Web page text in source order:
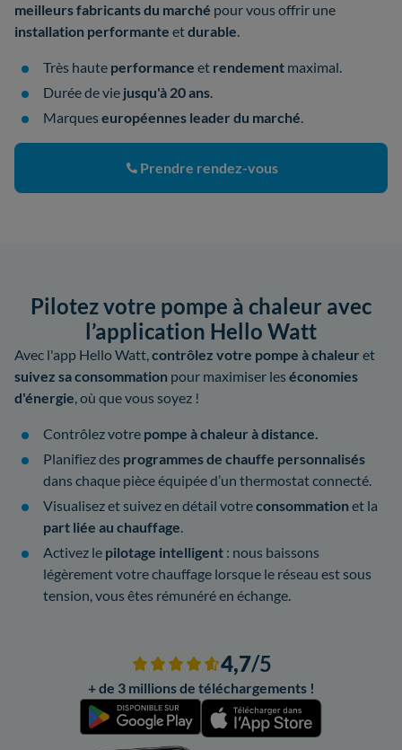
meilleurs fabricantsdu marché pour vous offrir une
installation performante etdurable.
Très haute performance et rendement maximal.
Durée de vie jusqu'à 20 ans.
Marqueseuropéennes leader du marché.
Prendre rendez-vous
Pilotez votre pompe à chaleur avec
l’application Hello Watt
Avec l'app Hello Watt,contrôlez votre pompe à chaleur et
suivez sa consommation pour maximiser les économies
d'énergie, où que vous soyez !
Contrôlez votre pompe à chaleur à distance.
Planifiez des programmes de chauffe personnalisés
dans chaque pièce équipée d’un thermostat connecté.
Visualisez et suivez en détail votreconsommation et la
part liée au chauffage.
Activez le pilotage intelligent : nous baissons
légèrement votre chauffage lorsque le réseau est sous
tension, vous êtes rémunéré en échange.
4,7/5
+ de 3 millions de téléchargements !